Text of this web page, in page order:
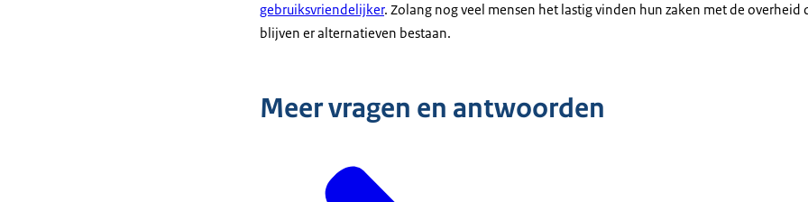
gebruiksvriendelijker. Zolang nog veel mensen het lastig vinden hun zaken met de overheid
blijven er alternatieven bestaan.
Meer vragen en antwoorden